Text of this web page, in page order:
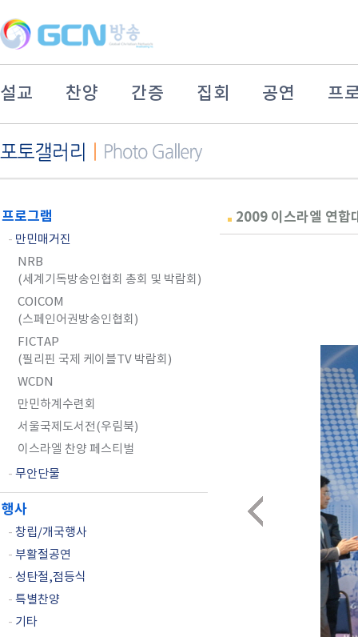
설교 찬양 간증 집회 공연 프
프로그램
- 만민매거진
NRB
(세계기독방송인협회 총회 및 박람회)
COICOM
(스페인어권방송인협회)
FICTAP
(필리핀 국제 케이블TV 박람회)
WCDN
만민하계수련회
서울국제도서전(우림북)
이스라엘 찬양 페스티벌
- 무안단물
행사
- 창립/개국행사
- 부활절공연
- 성탄절,점등식
- 특별찬양
- 기타
2009 이스라엘 연합